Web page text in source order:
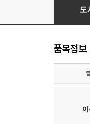
프로 일
도
품목정보
이